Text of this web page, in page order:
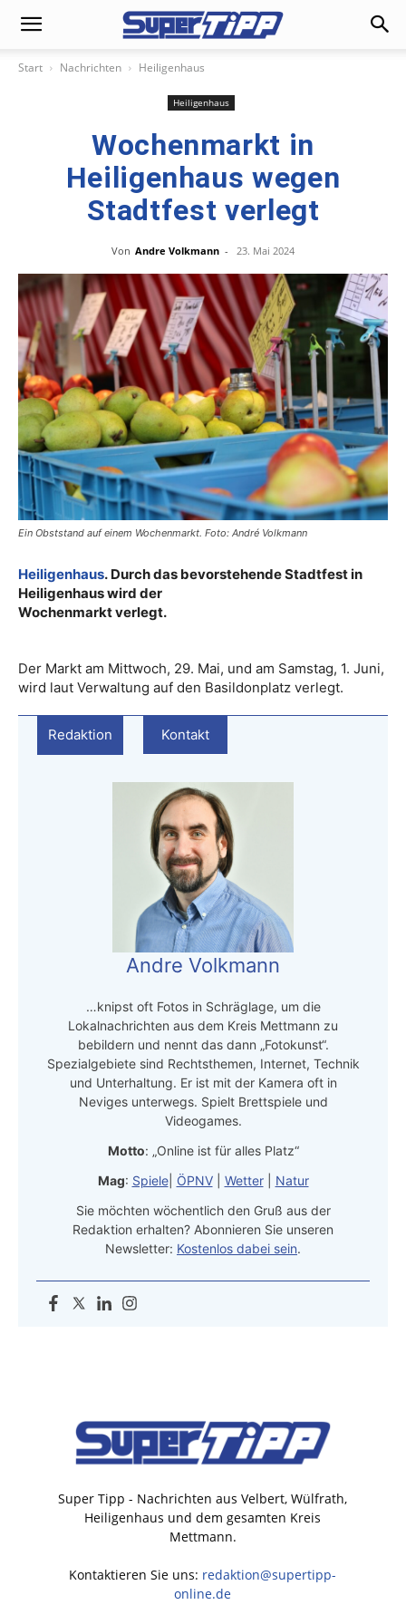
Start Nachrichten Heiligenhaus
Heiligenhaus
Wochenmarkt in
Heiligenhaus wegen
Stadtfest verlegt
Von Andre Volkmann - 23. Mai 2024
Ein Obststand auf einem Wochenmarkt. Foto: André Volkmann
Heiligenhaus. Durch das bevorstehende Stadtfest in
Heiligenhaus wird der
Wochenmarkt verlegt.
Der Markt am Mittwoch, 29. Mai, und am Samstag, 1. Juni,
wird laut Verwaltung auf den Basildonplatz verlegt.
Redaktion Kontakt
Andre Volkmann
…knipst oft Fotos in Schräglage, um die
Lokalnachrichten aus dem Kreis Mettmann zu
bebildern und nennt das dann „Fotokunst“.
Spezialgebiete sind Rechtsthemen, Internet, Technik
und Unterhaltung. Er ist mit der Kamera oft in
Neviges unterwegs. Spielt Brettspiele und
Videogames.
Motto: „Online ist für alles Platz“
Mag: Spiele| ÖPNV| Wetter| Natur
Sie möchten wöchentlich den Gruß aus der
Redaktion erhalten? Abonnieren Sie unseren
Newsletter: Kostenlos dabei sein.
Super Tipp - Nachrichten aus Velbert, Wülfrath,
Heiligenhaus und dem gesamten Kreis
Mettmann.
Kontaktieren Sie uns: redaktion@supertipp-
online.de